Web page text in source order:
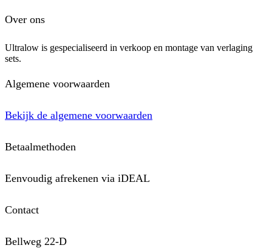
Over ons
Ultralow is gespecialiseerd in verkoop en montage van verlaging
sets.
Algemene voorwaarden
Bekijk de algemene voorwaarden
Betaalmethoden
Eenvoudig afrekenen via iDEAL
Contact
Bellweg 22-D